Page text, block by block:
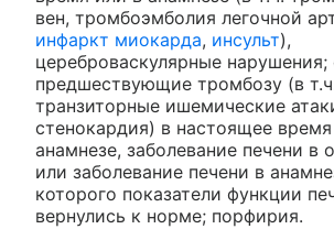
вен, тромбоэмболия легочной
инфаркт миокарда, инсульт),
цереброваскулярные нарушения;
предшествующие тромбозу (в
транзиторные ишемические
стенокардия) в настоящее
анамнезе, заболевание печени в
или заболевание печени в
которого показатели функции
вернулись к норме; порфирия.